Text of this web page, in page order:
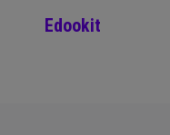
Edookit